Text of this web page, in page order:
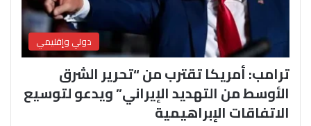
دولي وإقليمي
ترامب: أمريكا تقترب من “تحرير الشرق
الأوسط من التهديد الإيراني” ويدعو لتوسيع
الاتفاقات الإبراهيمية